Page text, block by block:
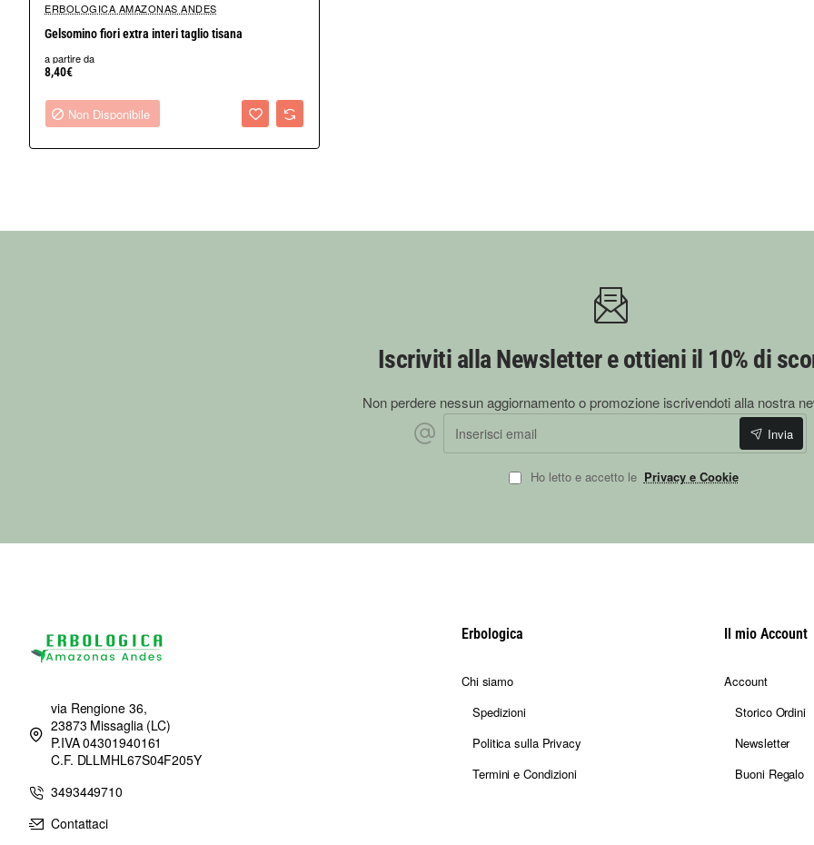
Non Disponibile
ERBOLOGICA AMAZONAS ANDES
Gelsomino fiori extra interi taglio tisana
a partire da
8,40€
Non Disponibile
Iscriviti alla Newsletter e ottieni il 10% di
Non perdere nessun aggiornamento o promozione iscrivendoti alla nostra
Inserisci email
Invia
Ho letto e accetto le Privacy e Cookie
via Rengione 36,
23873 Missaglia (LC)
P.IVA 04301940161
C.F. DLLMHL67S04F205Y
3493449710
Contattaci
Erbologica
Chi siamo
Spedizioni
Politica sulla Privacy
Termini e Condizioni
Il mio Account
Account
Storico Ordini
Newsletter
Buoni Regalo